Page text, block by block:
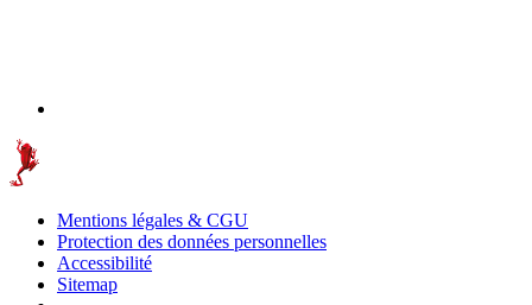
Mentions légales & CGU
Protection des données personnelles
Accessibilité
Sitemap